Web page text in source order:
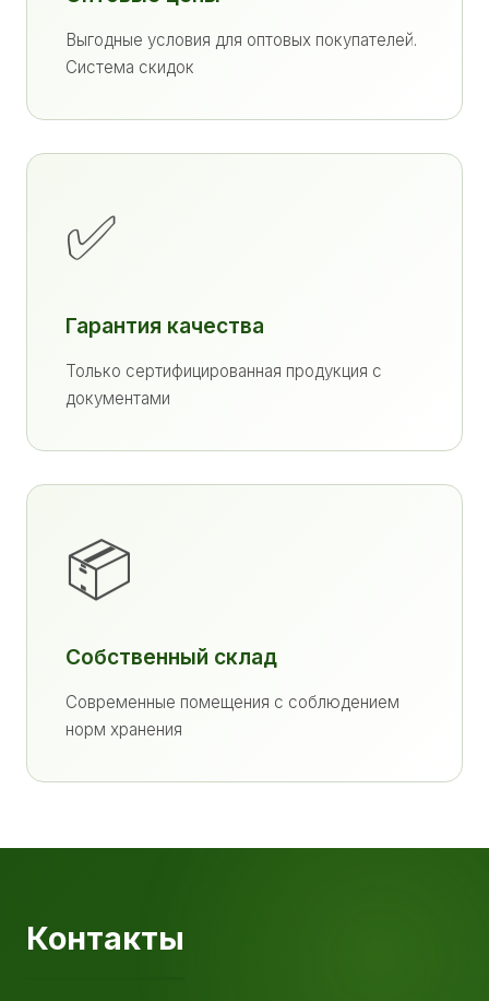
Выгодные условия для оптовых покупателей.
Система скидок
✅
Гарантия качества
Только сертифицированная продукция с
документами
📦
Собственный склад
Современные помещения с соблюдением
норм хранения
Контакты